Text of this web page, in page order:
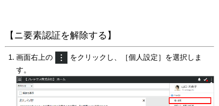
【ニ要素認証を解除する】
画面右上の
をクリックし、［個人設定］を選択しま
す。